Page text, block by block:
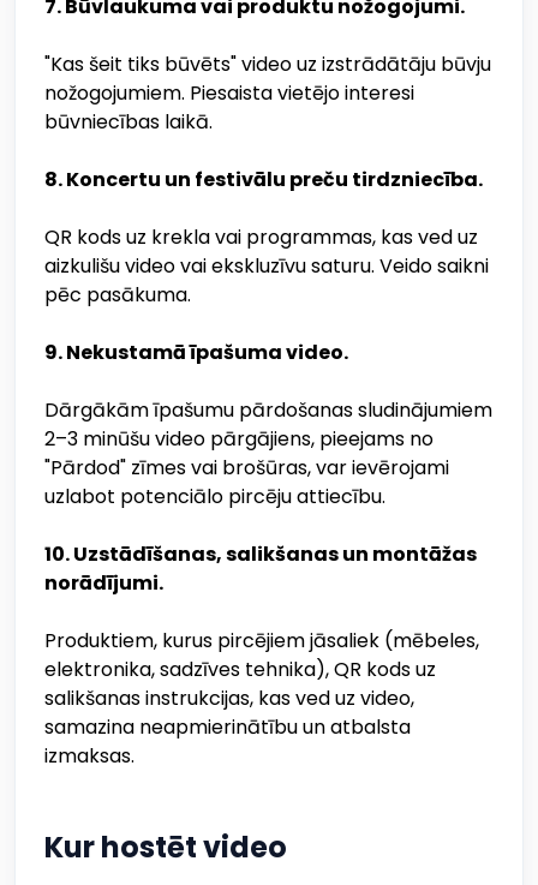
7. Būvlaukuma vai produktu nožogojumi.
"Kas šeit tiks būvēts" video uz izstrādātāju būvju
nožogojumiem. Piesaista vietējo interesi
būvniecības laikā.
8. Koncertu un festivālu preču tirdzniecība.
QR kods uz krekla vai programmas, kas ved uz
aizkulišu video vai ekskluzīvu saturu. Veido saikni
pēc pasākuma.
9. Nekustamā īpašuma video.
Dārgākām īpašumu pārdošanas sludinājumiem
2–3 minūšu video pārgājiens, pieejams no
"Pārdod" zīmes vai brošūras, var ievērojami
uzlabot potenciālo pircēju attiecību.
10. Uzstādīšanas, salikšanas un montāžas
norādījumi.
Produktiem, kurus pircējiem jāsaliek (mēbeles,
elektronika, sadzīves tehnika), QR kods uz
salikšanas instrukcijas, kas ved uz video,
samazina neapmierinātību un atbalsta
izmaksas.
Kur hostēt video